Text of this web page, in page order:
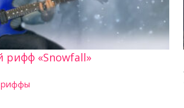
рифф «Snowfall»
риффы